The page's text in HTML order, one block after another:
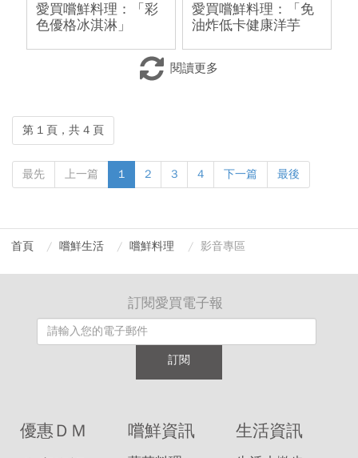
愛買嚐鮮料理：「彩
色優格冰淇淋」
愛買嚐鮮料理：「免
油炸低卡健康洋芋
閱讀更多
第 1 頁，共 4 頁
最先 上一篇 1 2 3 4 下一篇 最後
首頁 嚐鮮生活 嚐鮮料理 影音專區
訂閱愛買電子報
訂閱
優惠ＤＭ
嚐鮮資訊 生活資訊